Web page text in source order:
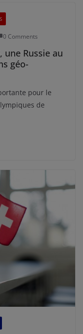
0 Comments
une Russie au
géo-
pour le
de